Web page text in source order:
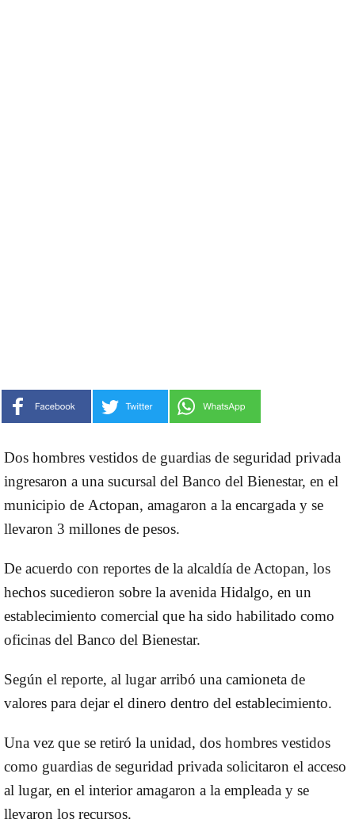
Dos hombres vestidos de guardias de seguridad privada
ingresaron a una sucursal del Banco del Bienestar, en el
municipio de Actopan, amagaron a la encargada y se
llevaron 3 millones de pesos.
De acuerdo con reportes de la alcaldía de Actopan, los
hechos sucedieron sobre la avenida Hidalgo, en un
establecimiento comercial que ha sido habilitado como
oficinas del Banco del Bienestar.
Según el reporte, al lugar arribó una camioneta de
valores para dejar el dinero dentro del establecimiento.
Una vez que se retiró la unidad, dos hombres vestidos
como guardias de seguridad privada solicitaron el acceso
al lugar, en el interior amagaron a la empleada y se
llevaron los recursos.